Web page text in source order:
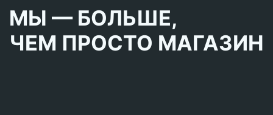
МЫ — БОЛЬШЕ,
ЧЕМ ПРОСТО МАГАЗИН